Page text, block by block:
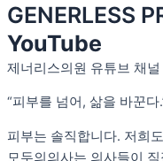
GENERLESS
YouTube
제너리스의원 유튜브 채널
“피부를 넘어, 삶을 바꾼다
피부는 솔직합니다. 저희
모두의의사는 의사들이